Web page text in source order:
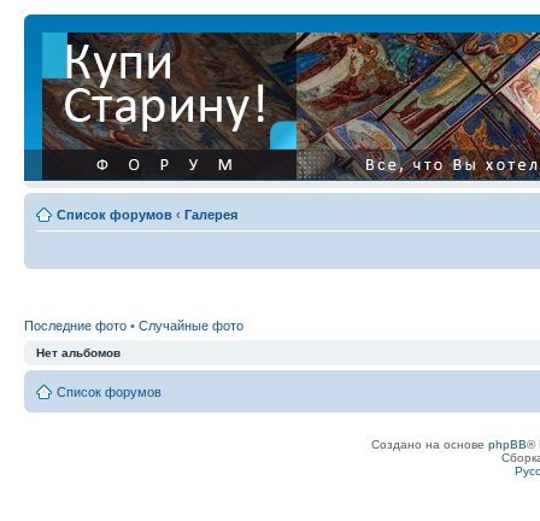
Список форумов ‹ Галерея
Последние фото • Случайные фото
Нет альбомов
Список форумов
Создано на основе phpBB®